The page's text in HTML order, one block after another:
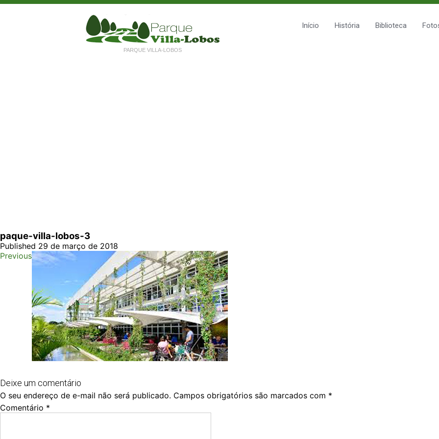
PARQUE VILLA-LOBOS
Início História Biblioteca
paque-villa-lobos-3
Published 29 de março de 2018
Previous
Deixe um comentário
O seu endereço de e-mail não será publicado. Campos obrigatórios são marcados com *
Comentário *